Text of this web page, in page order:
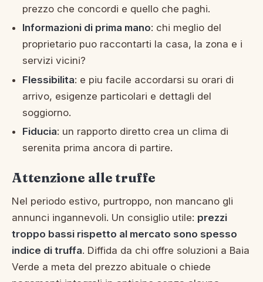
prezzo che concordi e quello che paghi.
Informazioni di prima mano: chi meglio del
proprietario puo raccontarti la casa, la zona e i
servizi vicini?
Flessibilita: e piu facile accordarsi su orari di
arrivo, esigenze particolari e dettagli del
soggiorno.
Fiducia: un rapporto diretto crea un clima di
serenita prima ancora di partire.
Attenzione alle truffe
Nel periodo estivo, purtroppo, non mancano gli
annunci ingannevoli. Un consiglio utile: prezzi
troppo bassi rispetto al mercato sono spesso
indice di truffa. Diffida da chi offre soluzioni a Baia
Verde a meta del prezzo abituale o chiede